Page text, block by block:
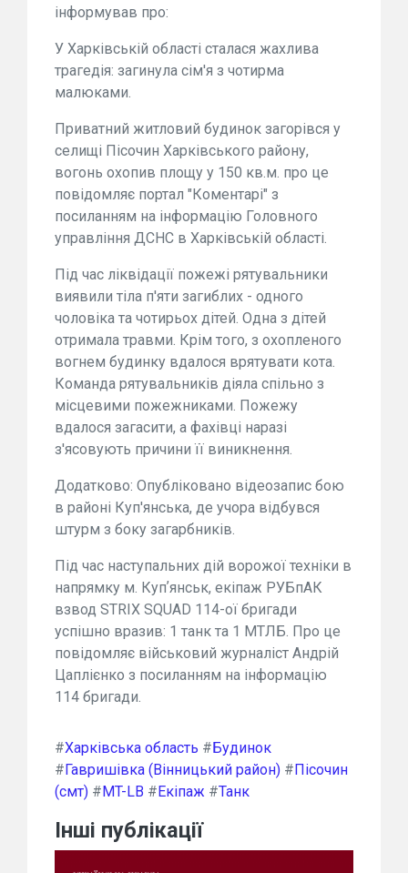
інформував про:
У Харківській області сталася жахлива
трагедія: загинула сім'я з чотирма
малюками.
Приватний житловий будинок загорівся у
селищі Пісочин Харківського району,
вогонь охопив площу у 150 кв.м. про це
повідомляє портал "Коментарі" з
посиланням на інформацію Головного
управління ДСНС в Харківській області.
Під час ліквідації пожежі рятувальники
виявили тіла п'яти загиблих - одного
чоловіка та чотирьох дітей. Одна з дітей
отримала травми. Крім того, з охопленого
вогнем будинку вдалося врятувати кота.
Команда рятувальників діяла спільно з
місцевими пожежниками. Пожежу
вдалося загасити, а фахівці наразі
з'ясовують причини її виникнення.
Додатково: Опубліковано відеозапис бою
в районі Куп'янська, де учора відбувся
штурм з боку загарбників.
Під час наступальних дій ворожої техніки в
напрямку м. Купʼянськ, екіпаж РУБпАК
взвод STRIX SQUAD 114-ої бригади
успішно вразив: 1 танк та 1 МТЛБ. Про це
повідомляє військовий журналіст Андрій
Цаплієнко з посиланням на інформацію
114 бригади.
#Харківська область #Будинок
#Гавришівка (Вінницький район) #Пісочин
(смт) #MT-LB #Екіпаж #Танк
Інші публікації